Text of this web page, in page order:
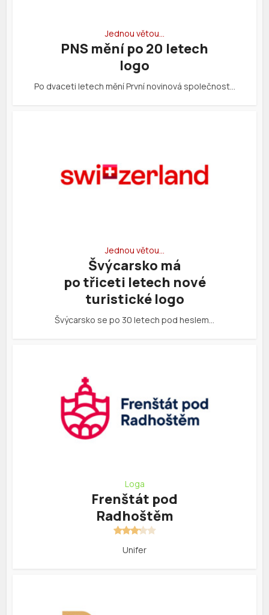
Jednou větou…
PNS mění po 20 letech
logo
Po dvaceti letech mění První novinová společnost…
Jednou větou…
Švýcarsko má
po třiceti letech nové
turistické logo
Švýcarsko se po 30 letech pod heslem…
Loga
Frenštát pod
Radhoštěm
Unifer